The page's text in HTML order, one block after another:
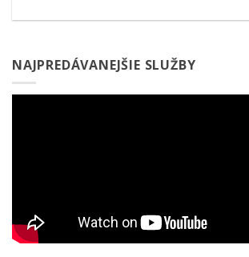
NAJPREDÁVANEJŠIE SLUŽBY